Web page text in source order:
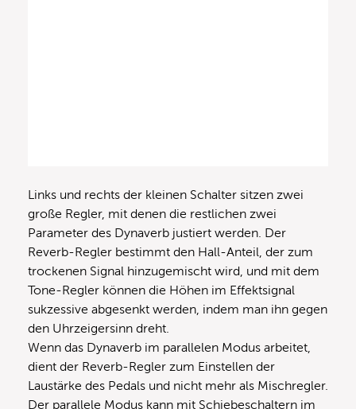
Links und rechts der kleinen Schalter sitzen zwei
große Regler, mit denen die restlichen zwei
Parameter des Dynaverb justiert werden. Der
Reverb-Regler bestimmt den Hall-Anteil, der zum
trockenen Signal hinzugemischt wird, und mit dem
Tone-Regler können die Höhen im Effektsignal
sukzessive abgesenkt werden, indem man ihn gegen
den Uhrzeigersinn dreht.
Wenn das Dynaverb im parallelen Modus arbeitet,
dient der Reverb-Regler zum Einstellen der
Laustärke des Pedals und nicht mehr als Mischregler.
Der parallele Modus kann mit Schiebeschaltern im